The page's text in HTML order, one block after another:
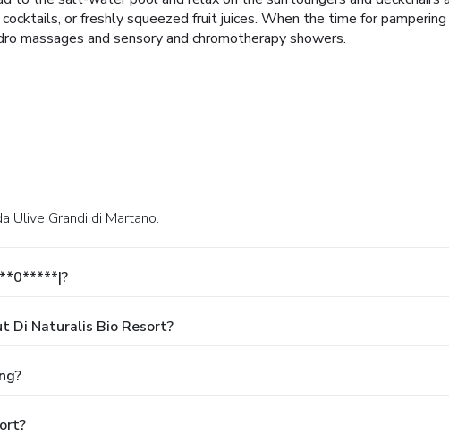
or freshly squeezed fruit juices. When the time for
massages and sensory and chromotherapy showers.
Ulive Grandi di Martano.
Di Naturalis Bio Resort?